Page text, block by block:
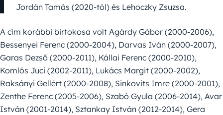
Jordán Tamás (2020-tól) és Lehoczky Zsuzsa.
A cím korábbi birtokosa volt Agárdy Gábor (2000-2006),
Bessenyei Ferenc (2000-2004), Darvas Iván (2000-2007),
Garas Dezső (2000-2011), Kállai Ferenc (2000-2010),
Komlós Juci (2002-2011), Lukács Margit (2000-2002),
Raksányi Gellért (2000-2008), Sinkovits Imre (2000-2001),
Zenthe Ferenc (2005-2006), Szabó Gyula (2006-2014), Avar
István (2001-2014), Sztankay István (2012-2014), Gera